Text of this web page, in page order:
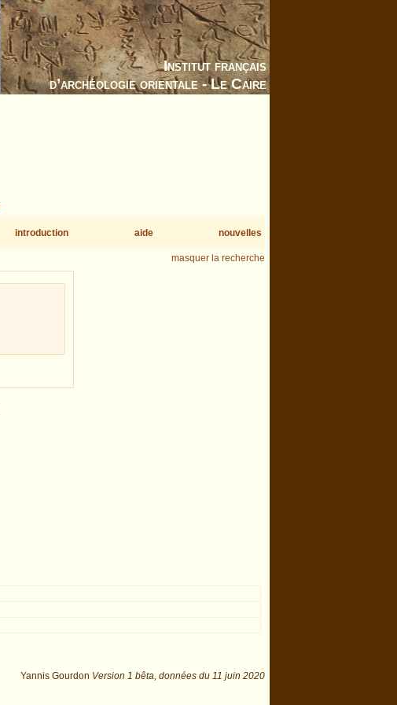
Institut français
d’archéologie orientale - Le Caire
introduction aide nouvelles
masquer la recherche
Yannis Gourdon Version 1 bêta,données du 11 juin 2020